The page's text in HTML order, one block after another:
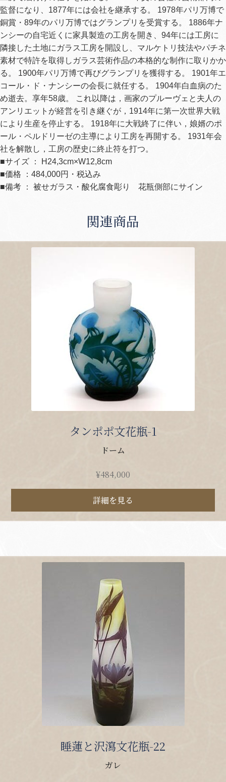
監督になり、1877年には会社を継承する。 1978年パリ万博で
銅賞・89年のパリ万博ではグランプリを受賞する。 1886年ナ
ンシーの自宅近くに家具製造の工房を開き、94年には工房に
隣接した土地にガラス工房を開設し、マルケトリ技法やパチネ
素材で特許を取得しガラス芸術作品の本格的な制作に取りかか
る。 1900年パリ万博で再びグランプリを獲得する。 1901年エ
コール・ド・ナンシーの会長に就任する。 1904年白血病のた
め逝去。享年58歳。 これ以降は，画家のプルーヴェと夫人の
アンリエットが経営を引き継ぐが，1914年に第一次世界大戦
により生産を停止する。 1918年に大戦終了に伴い，娘婿のポ
ール・ペルドリーゼの主導により工房を再開する。 1931年会
社を解散し，工房の歴史に終止符を打つ。
■サイズ ： H24,3cm×W12,8cm
■価格 ：484,000円・税込み
■備考 ： 被せガラス・酸化腐食彫り 花瓶側部にサイン
関連商品
タンポポ文花瓶-1
ドーム
¥484,000
詳細を見る
睡蓮と沢瀉文花瓶-22
ガレ